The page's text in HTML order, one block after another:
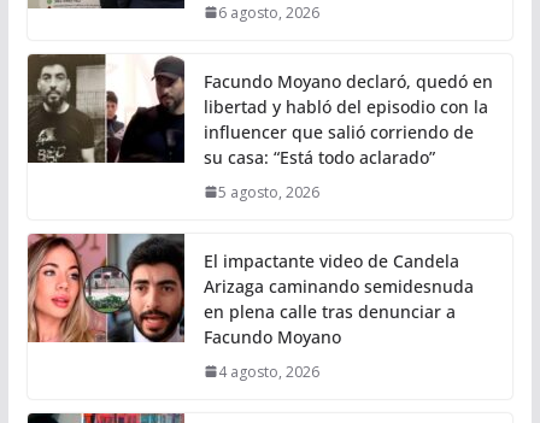
6 agosto, 2026
Facundo Moyano declaró, quedó en
libertad y habló del episodio con la
influencer que salió corriendo de
su casa: “Está todo aclarado”
5 agosto, 2026
El impactante video de Candela
Arizaga caminando semidesnuda
en plena calle tras denunciar a
Facundo Moyano
4 agosto, 2026